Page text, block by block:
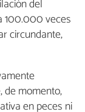
del
100.000 veces
circundante,
de momento,
en peces ni